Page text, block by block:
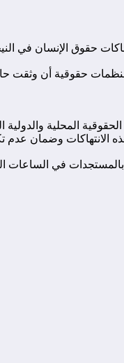
حقوق الإنسان في
حقوقية أن وثقت
المحلية
وضمان عدم
في الساعات